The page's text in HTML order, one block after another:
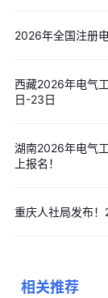
2026年全国注册
西藏2026年电气
日-23日
湖南2026年电气
上报名！
重庆人社局发布
相关推荐